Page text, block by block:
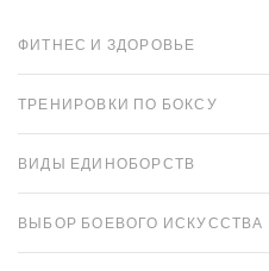
ФИТНЕС И ЗДОРОВЬЕ
ТРЕНИРОВКИ ПО БОКСУ
ВИДЫ ЕДИНОБОРСТВ
ВЫБОР БОЕВОГО ИСКУССТВА